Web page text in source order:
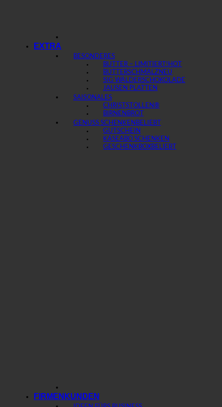
EXTRA
BESONDERES
BUTTER – LIMITIERT!
BUTTERSCHMALZ
SIG WÄLDERSCHOKOLADE
JAUSEN PLATTEN
SAISONALES
CHRISTSTOLLEN®
BIRNENBROT
GENUSS SCHENKEN
GUTSCHEIN
KÄSEABO SCHENKEN
GESCHENKBOX
FIRMENKUNDEN